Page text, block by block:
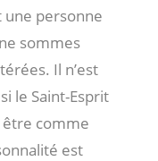
une personne
sommes
Il n’est
le Saint-Esprit
être comme
est